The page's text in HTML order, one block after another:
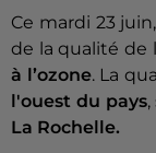
Ce mardi 23
de la qualité de
à l’ozone. La
l'ouest du pays,
La Rochelle.